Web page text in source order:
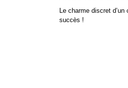
Le charme discret d’un
succès !